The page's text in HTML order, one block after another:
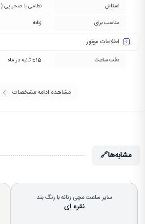
استایل نظامی یا صحرایی (Field Watches)‏
مناسب برای زنانه
اطلاعات موتور
دقت ساعت ±15 ثانیه در ماه
مشاهده ادامه مشخصات
مشابه‌ها🔗
سایر ساعت مچی زنانه با رنگ بند
نقره ای